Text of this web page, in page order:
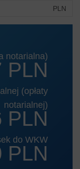
PLN
notarialna)
PLN
(opłaty
notarialnej)
PLN
do WKW
PLN